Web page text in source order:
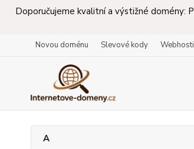
Doporučujeme kvalitní a výstižné domény:
Novou doménu Slevové kody
A